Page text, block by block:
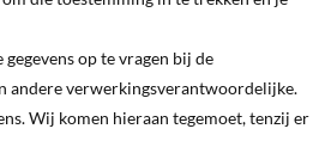
op te vragen bij de
andere verwerkingsverantwoordelijke.
Wij komen hieraan tegemoet, tenzij er